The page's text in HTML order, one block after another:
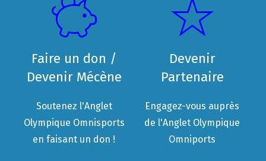
Faire un don /
Devenir Mécène
Soutenez l'Anglet
Olympique Omnisports
en faisant un don !
Devenir
Partenaire
Engagez-vous auprès
de l'Anglet Olympique
Omniports